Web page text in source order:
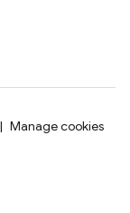
Manage cookies